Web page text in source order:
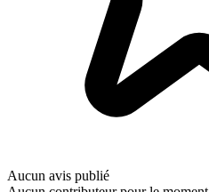
Aucun avis publié